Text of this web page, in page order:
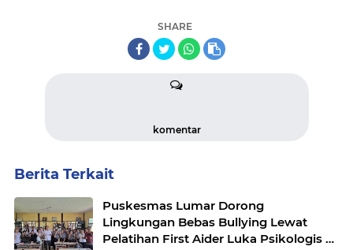
SHARE
komentar
Berita Terkait
Puskesmas Lumar Dorong
Lingkungan Bebas Bullying Lewat
Pelatihan First Aider Luka Psikologis di